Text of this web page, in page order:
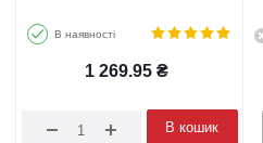
В наявності
1 269.95₴
В кошик